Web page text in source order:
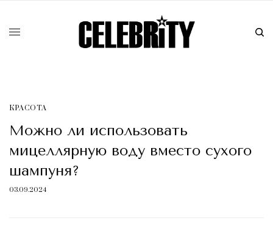
КРАСОТA
Можно ли использовать
мицеллярную воду вместо сухого
шампуня?
03.09.2024